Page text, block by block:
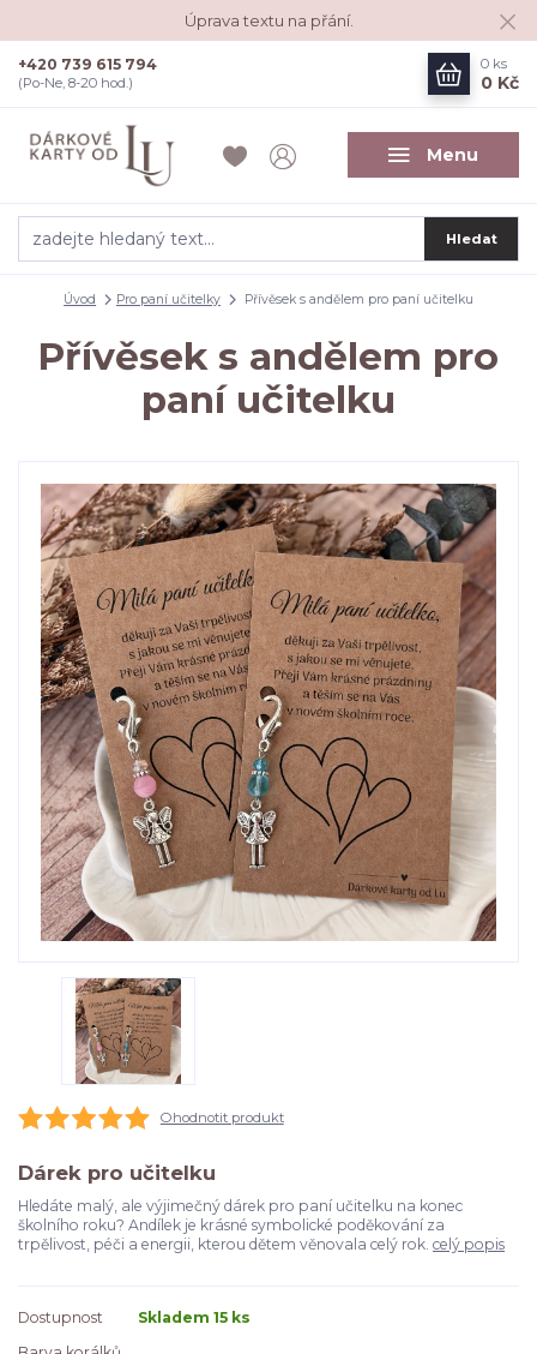
Úprava textu na přání.
Menu
Hledat
+420 739 615 794
(Po-Ne, 8-20 hod.)
0 ks
0 Kč
Úvod Pro paní učitelky Přívěsek s andělem pro paní učitelku
Přívěsek s andělem pro
paní učitelku
Ohodnotit produkt
Dárek pro učitelku
Hledáte malý, ale výjimečný dárek pro paní učitelku na konec
školního roku? Andílek je krásné symbolické poděkování za
trpělivost, péči a energii, kterou dětem věnovala celý rok. celý popis
Dostupnost
Skladem 15 ks